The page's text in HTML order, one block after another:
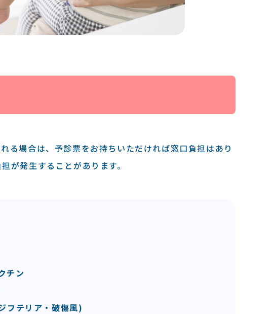
る場合は、予診票をお持ちいただければ窓⼝負担はあり
が発⽣することがあります。
チン
フテリア‧破傷風)